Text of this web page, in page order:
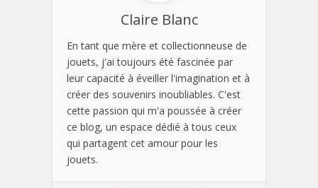
Claire Blanc
En tant que mère et collectionneuse de
jouets, j'ai toujours été fascinée par
leur capacité à éveiller l'imagination et à
créer des souvenirs inoubliables. C'est
cette passion qui m'a poussée à créer
ce blog, un espace dédié à tous ceux
qui partagent cet amour pour les
jouets.